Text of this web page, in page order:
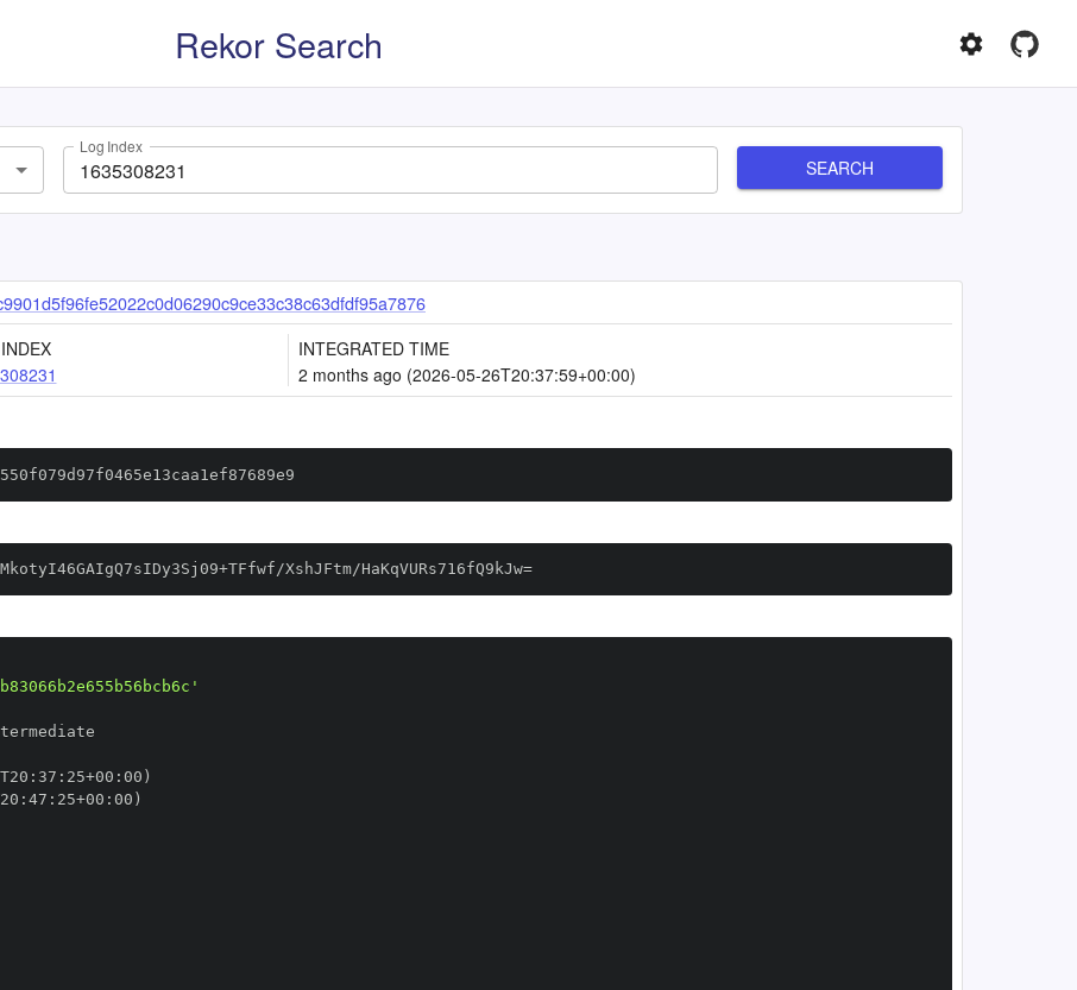
Rekor Search
Log Index
SEARCH
INTEGRATED TIME
2 months ago (2026-05-26T20:37:59+00:00)
XshJFtm/HaKqVURs716fQ9kJw=
: 37 : 25+00 :
: 47 : 25+00 :